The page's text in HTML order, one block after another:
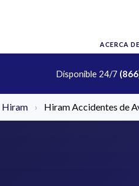
ACERCA DE
Disponible 24/7
Hiram › Hiram Accidentes de